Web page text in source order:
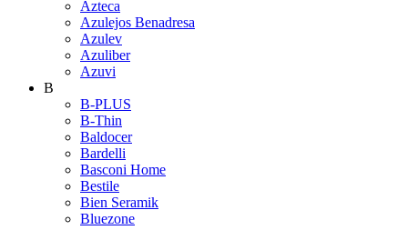
Azteca
Azulejos Benadresa
Azulev
Azuliber
Azuvi
B
B-PLUS
B-Thin
Baldocer
Bardelli
Basconi Home
Bestile
Bien Seramik
Bluezone